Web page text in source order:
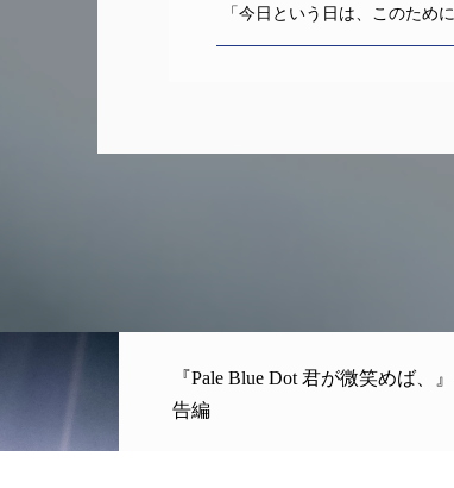
「今日という日は、このた
『Pale Blue Dot 君が微笑めば、
告編